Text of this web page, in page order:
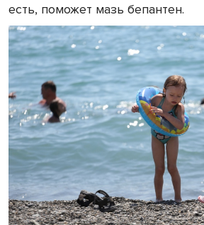
есть, поможет мазь бепантен.